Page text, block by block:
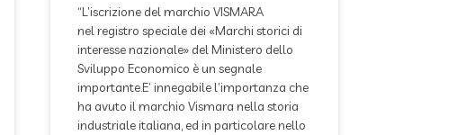
“L’iscrizione del marchio VISMARA
nel registro speciale dei «Marchi storici di
interesse nazionale» del Ministero dello
Sviluppo Economico è un segnale
importante.E’ innegabile l’importanza che
ha avuto il marchio Vismara nella storia
industriale italiana, ed in particolare nello